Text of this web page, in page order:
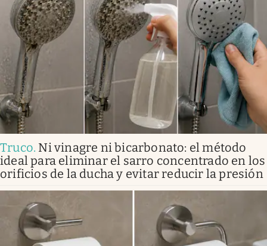
Truco. Ni vinagre ni bicarbonato: el método
ideal para eliminar el sarro concentrado en los
orificios de la ducha y evitar reducir la presión